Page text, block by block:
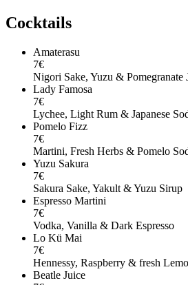
Cocktails
Amaterasu
7€
Nigori Sake, Yuzu & Pomegranate
Lady Famosa
7€
Lychee, Light Rum & Japanese
Pomelo Fizz
7€
Martini, Fresh Herbs & Pomelo
Yuzu Sakura
7€
Sakura Sake, Yakult & Yuzu Sirup
Espresso Martini
7€
Vodka, Vanilla & Dark Espresso
Lo Kü Mai
7€
Hennessy, Raspberry & fresh
Beatle Juice